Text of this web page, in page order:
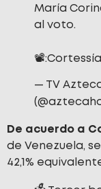
María
al voto.
— TV
De acuerdo a
de Venezuela,
42,1%